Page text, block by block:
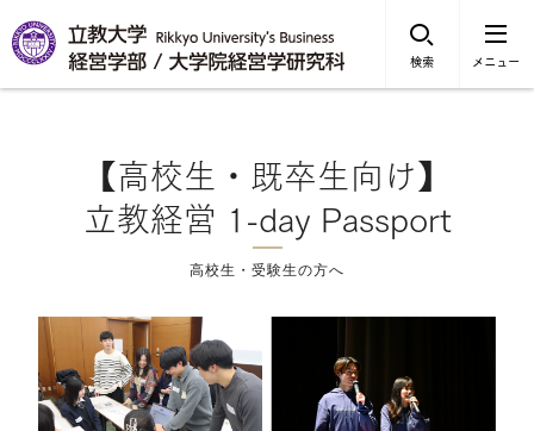
検索 メニュー
【高校生・既卒生向け】
立教経営 1-day Passport
高校生・受験生の方へ